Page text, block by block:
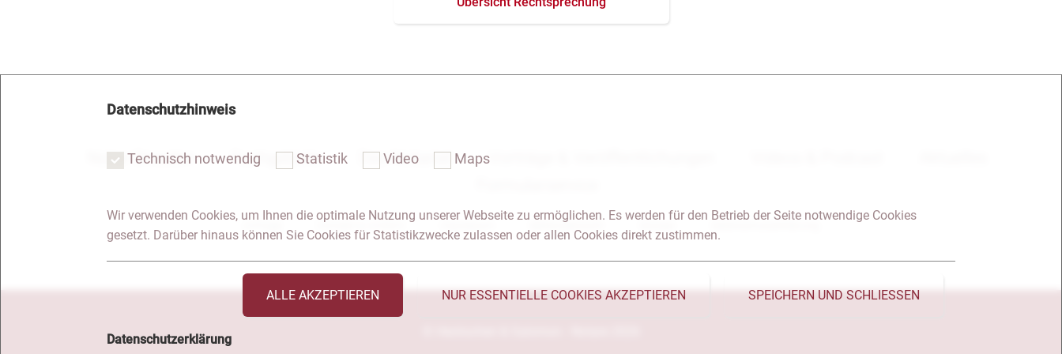
Notar Dresden Fachgebiete Das Notariat Vorträge & Veröffentlichungen
Kontakt & Anfahrt Seitenübersicht
Datenschutzhinweis
Technisch notwendig Statistik Video Maps
Wir verwenden Cookies, um Ihnen die optimale Nutzung unserer Webseite zu ermöglichen. Es werden für den Betrieb der Seite notwendige Cookies
gesetzt. Darüber hinaus können Sie Cookies für Statistikzwecke zulassen oder allen Cookies direkt zustimmen.
ALLE AKZEPTIEREN NUR ESSENTIELLE COOKIES AKZEPTIEREN SPEICHERN UND SCHLIESSEN
Datenschutzerklärung